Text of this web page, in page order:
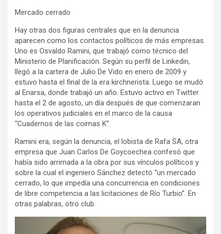
Mercado cerrado
Hay otras dos figuras centrales que en la denuncia
aparecen como los contactos políticos de más empresas.
Uno es Osvaldo Ramini, que trabajó como técnico del
Ministerio de Planificación. Según su perfil de Linkedin,
llegó a la cartera de Julio De Vido en enero de 2009 y
estuvo hasta el final de la era kirchnerista. Luego se mudó
al Enarsa, donde trabajó un año. Estuvo activo en Twitter
hasta el 2 de agosto, un día después de que comenzaran
los operativos judiciales en el marco de la causa
“Cuadernos de las coimas K”.
Ramini era, según la denuncia, el lobista de Rafa SA, otra
empresa que Juan Carlos De Goycoechea confesó que
había sido arrimada a la obra por sus vínculos políticos y
sobre la cual el ingeniero Sánchez detectó “un mercado
cerrado, lo que impedía una concurrencia en condiciones
de libre competencia a las licitaciones de Río Turbio”. En
otras palabras, otro club.